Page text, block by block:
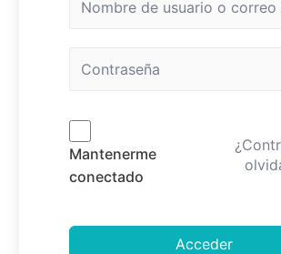
Mantenerme
conectado
Acceder